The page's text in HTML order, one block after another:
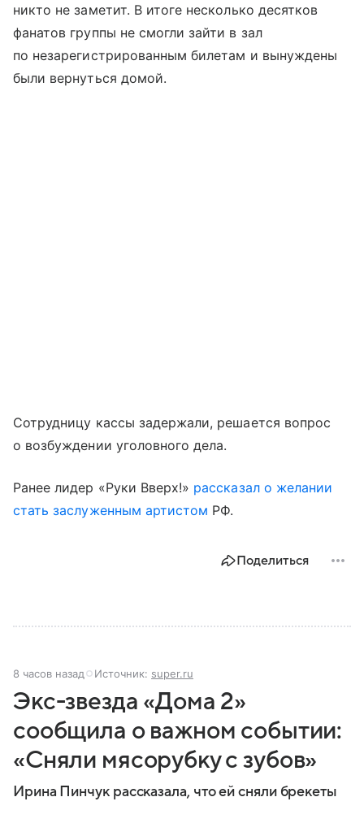
никто не заметит. В итоге несколько десятков
фанатов группы не смогли зайти в зал
по незарегистрированным билетам и вынуждены
были вернуться домой.
Сотрудницу кассы задержали, решается вопрос
о возбуждении уголовного дела.
Ранее лидер «Руки Вверх!» рассказал о желании
стать заслуженным артистом РФ.
Поделиться
8 часов назад Источник: super.ru
Экс-звезда «Дома 2»
сообщила о важном событии:
«Сняли мясорубку с зубов»
Ирина Пинчук рассказала, что ей сняли брекеты